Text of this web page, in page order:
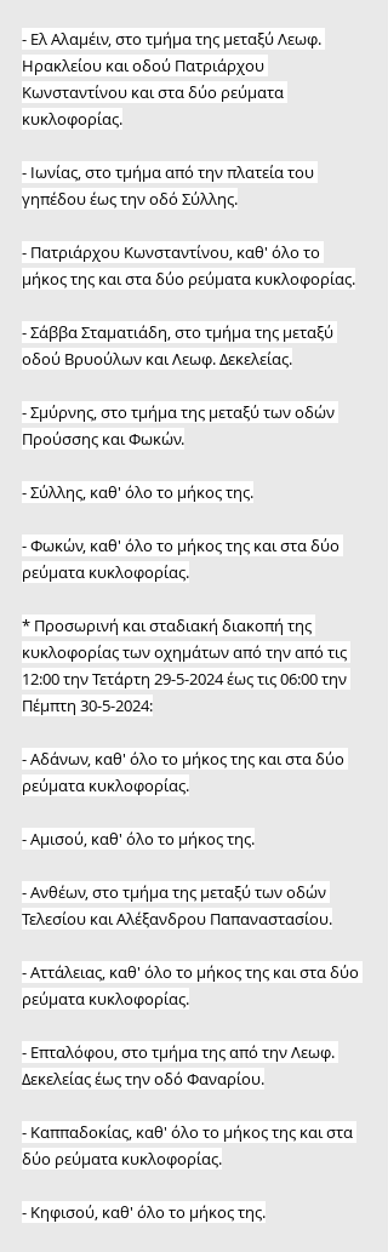
- Ελ Αλαμέιν, στο τμήμα της μεταξύ Λεωφ.
Ηρακλείου και οδού Πατριάρχου
Κωνσταντίνου και στα δύο ρεύματα
κυκλοφορίας.
- Ιωνίας, στο τμήμα από την πλατεία του
γηπέδου έως την οδό Σύλλης.
- Πατριάρχου Κωνσταντίνου, καθ' όλο το
μήκος της και στα δύο ρεύματα κυκλοφορίας.
- Σάββα Σταματιάδη, στο τμήμα της μεταξύ
οδού Βρυούλων και Λεωφ. Δεκελείας.
- Σμύρνης, στο τμήμα της μεταξύ των οδών
Προύσσης και Φωκών.
- Σύλλης, καθ' όλο το μήκος της.
- Φωκών, καθ' όλο το μήκος της και στα δύο
ρεύματα κυκλοφορίας.
* Προσωρινή και σταδιακή διακοπή της
κυκλοφορίας των οχημάτων από την από τις
12:00 την Τετάρτη 29-5-2024 έως τις 06:00 την
Πέμπτη 30-5-2024:
- Αδάνων, καθ' όλο το μήκος της και στα δύο
ρεύματα κυκλοφορίας.
- Αμισού, καθ' όλο το μήκος της.
- Ανθέων, στο τμήμα της μεταξύ των οδών
Τελεσίου και Αλέξανδρου Παπαναστασίου.
- Αττάλειας, καθ' όλο το μήκος της και στα δύο
ρεύματα κυκλοφορίας.
- Επταλόφου, στο τμήμα της από την Λεωφ.
Δεκελείας έως την οδό Φαναρίου.
- Καππαδοκίας, καθ' όλο το μήκος της και στα
δύο ρεύματα κυκλοφορίας.
- Κηφισού, καθ' όλο το μήκος της.